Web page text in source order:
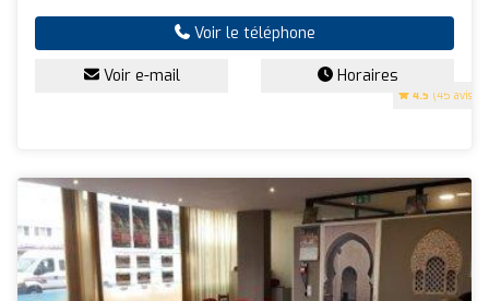
4.5 (45 avis)
Voir le téléphone
Voir e-mail Horaires